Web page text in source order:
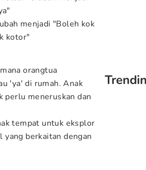
menjadi "Boleh kok
kotor"
orangtua
'ya' di rumah. Anak
perlu meneruskan dan
tempat untuk eksplor
yang berkaitan dengan